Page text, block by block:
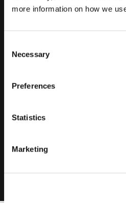
more information on how we
Selection
Necessary
Preferences
Statistics
Marketing
Dodatkowe informacje